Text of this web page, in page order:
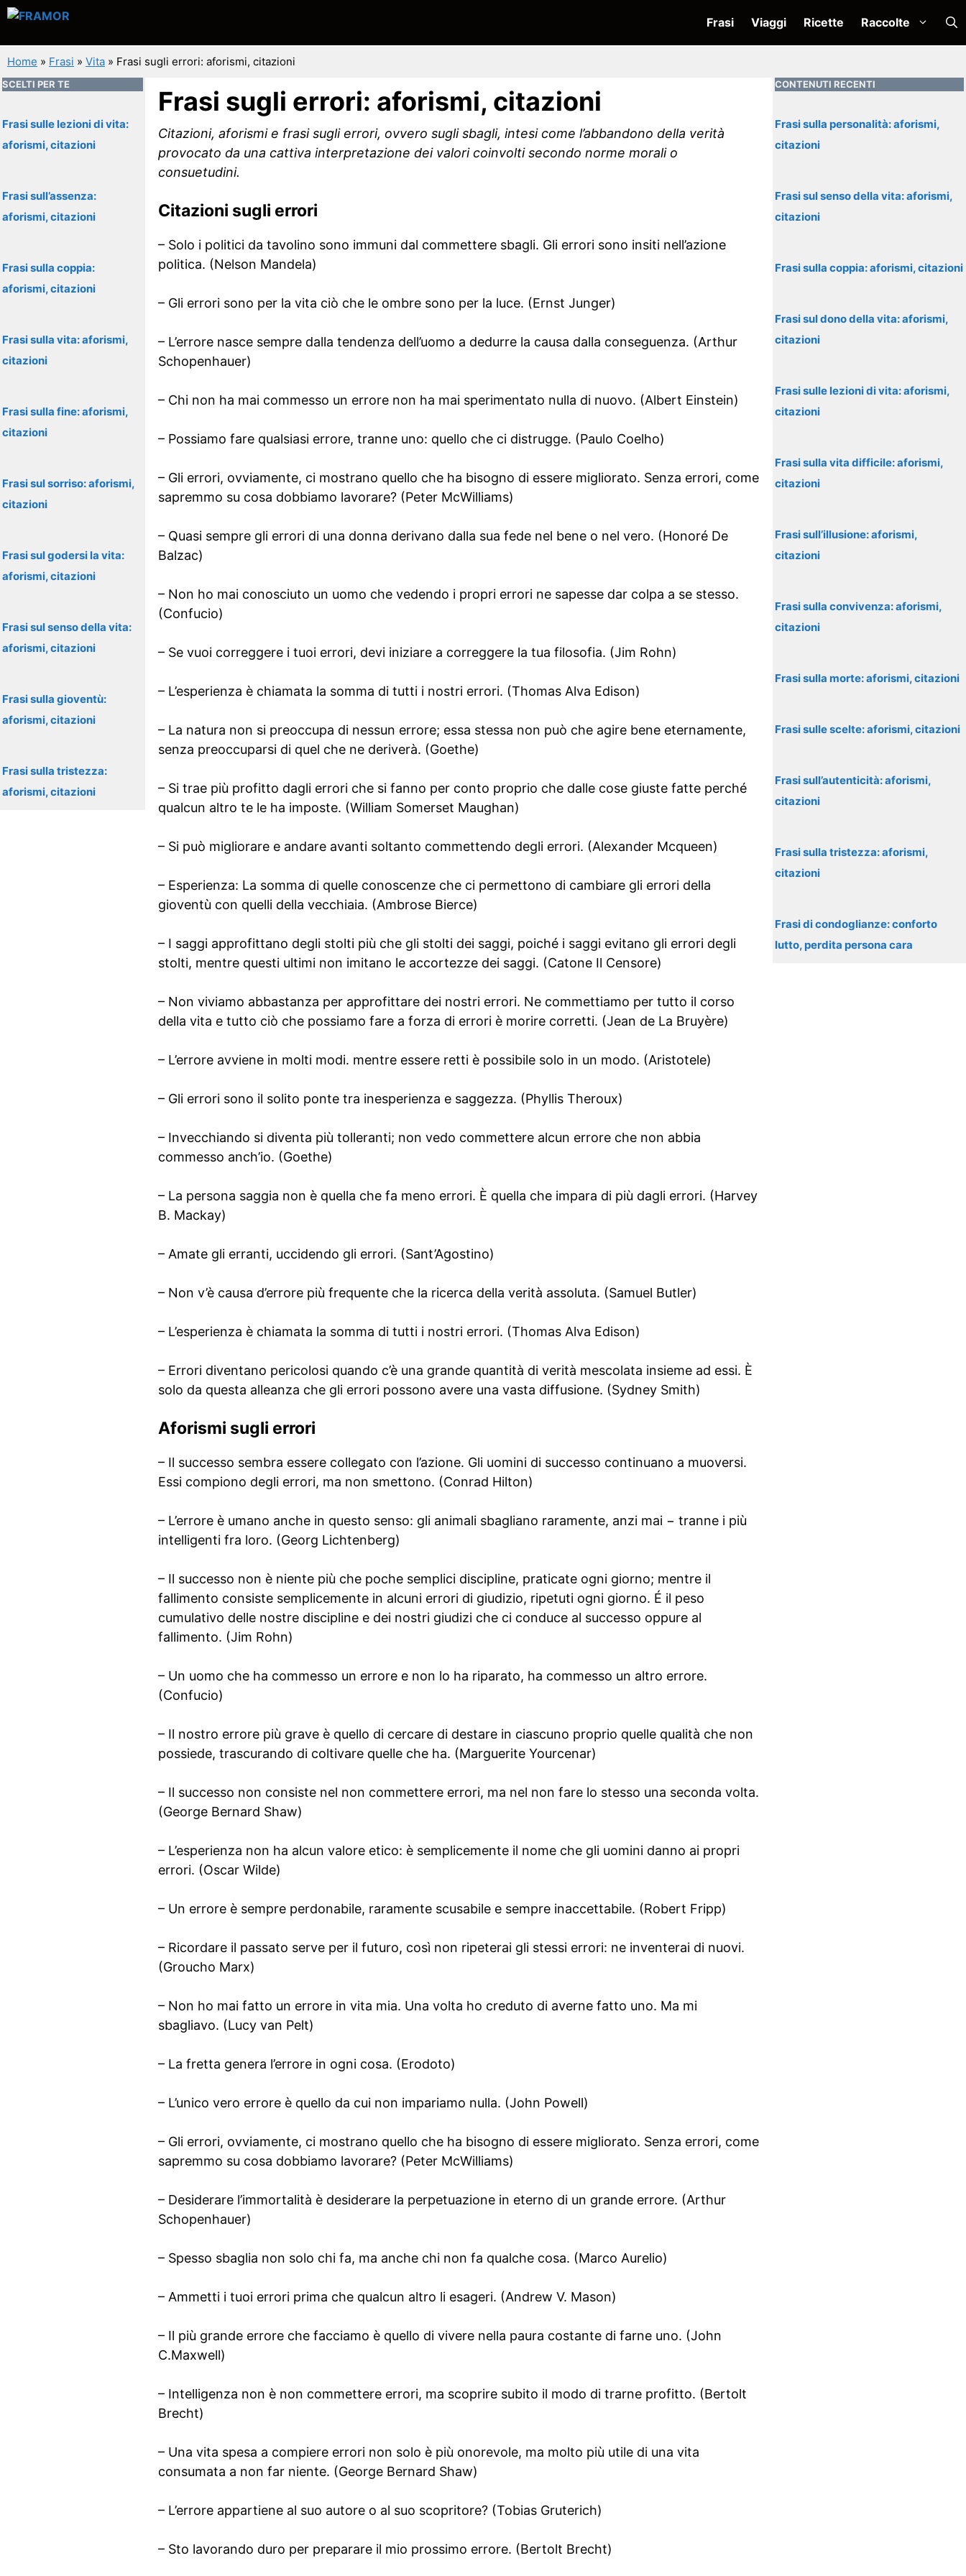
Vai
contenuto
Frasi Viaggi Ricette Raccolte
Home » Frasi » Vita » Frasi sugli errori: aforismi, citazioni
Frasi sugli errori: aforismi, citazioni
Citazioni, aforismi e frasi sugli errori, ovvero sugli sbagli, intesi come l’abbandono della verità
provocato da una cattiva interpretazione dei valori coinvolti secondo norme morali o
consuetudini.
Citazioni sugli errori
– Solo i politici da tavolino sono immuni dal commettere sbagli. Gli errori sono insiti nell’azione
politica. (Nelson Mandela)
– Gli errori sono per la vita ciò che le ombre sono per la luce. (Ernst Junger)
– L’errore nasce sempre dalla tendenza dell’uomo a dedurre la causa dalla conseguenza. (Arthur
Schopenhauer)
– Chi non ha mai commesso un errore non ha mai sperimentato nulla di nuovo. (Albert Einstein)
– Possiamo fare qualsiasi errore, tranne uno: quello che ci distrugge. (Paulo Coelho)
– Gli errori, ovviamente, ci mostrano quello che ha bisogno di essere migliorato. Senza errori, come
sapremmo su cosa dobbiamo lavorare? (Peter McWilliams)
– Quasi sempre gli errori di una donna derivano dalla sua fede nel bene o nel vero. (Honoré De
Balzac)
– Non ho mai conosciuto un uomo che vedendo i propri errori ne sapesse dar colpa a se stesso.
(Confucio)
– Se vuoi correggere i tuoi errori, devi iniziare a correggere la tua filosofia. (Jim Rohn)
– L’esperienza è chiamata la somma di tutti i nostri errori. (Thomas Alva Edison)
– La natura non si preoccupa di nessun errore; essa stessa non può che agire bene eternamente,
senza preoccuparsi di quel che ne deriverà. (Goethe)
– Si trae più profitto dagli errori che si fanno per conto proprio che dalle cose giuste fatte perché
qualcun altro te le ha imposte. (William Somerset Maughan)
– Si può migliorare e andare avanti soltanto commettendo degli errori. (Alexander Mcqueen)
– Esperienza: La somma di quelle conoscenze che ci permettono di cambiare gli errori della
gioventù con quelli della vecchiaia. (Ambrose Bierce)
– I saggi approfittano degli stolti più che gli stolti dei saggi, poiché i saggi evitano gli errori degli
stolti, mentre questi ultimi non imitano le accortezze dei saggi. (Catone Il Censore)
– Non viviamo abbastanza per approfittare dei nostri errori. Ne commettiamo per tutto il corso
della vita e tutto ciò che possiamo fare a forza di errori è morire corretti. (Jean de La Bruyère)
– L’errore avviene in molti modi. mentre essere retti è possibile solo in un modo. (Aristotele)
– Gli errori sono il solito ponte tra inesperienza e saggezza. (Phyllis Theroux)
– Invecchiando si diventa più tolleranti; non vedo commettere alcun errore che non abbia
commesso anch’io. (Goethe)
– La persona saggia non è quella che fa meno errori. È quella che impara di più dagli errori. (Harvey
B. Mackay)
– Amate gli erranti, uccidendo gli errori. (Sant’Agostino)
– Non v’è causa d’errore più frequente che la ricerca della verità assoluta. (Samuel Butler)
– L’esperienza è chiamata la somma di tutti i nostri errori. (Thomas Alva Edison)
– Errori diventano pericolosi quando c’è una grande quantità di verità mescolata insieme ad essi. È
solo da questa alleanza che gli errori possono avere una vasta diffusione. (Sydney Smith)
Aforismi sugli errori
– Il successo sembra essere collegato con l’azione. Gli uomini di successo continuano a muoversi.
Essi compiono degli errori, ma non smettono. (Conrad Hilton)
– L’errore è umano anche in questo senso: gli animali sbagliano raramente, anzi mai − tranne i più
intelligenti fra loro. (Georg Lichtenberg)
– Il successo non è niente più che poche semplici discipline, praticate ogni giorno; mentre il
fallimento consiste semplicemente in alcuni errori di giudizio, ripetuti ogni giorno. É il peso
cumulativo delle nostre discipline e dei nostri giudizi che ci conduce al successo oppure al
fallimento. (Jim Rohn)
– Un uomo che ha commesso un errore e non lo ha riparato, ha commesso un altro errore.
(Confucio)
– Il nostro errore più grave è quello di cercare di destare in ciascuno proprio quelle qualità che non
possiede, trascurando di coltivare quelle che ha. (Marguerite Yourcenar)
– Il successo non consiste nel non commettere errori, ma nel non fare lo stesso una seconda volta.
(George Bernard Shaw)
– L’esperienza non ha alcun valore etico: è semplicemente il nome che gli uomini danno ai propri
errori. (Oscar Wilde)
– Un errore è sempre perdonabile, raramente scusabile e sempre inaccettabile. (Robert Fripp)
– Ricordare il passato serve per il futuro, così non ripeterai gli stessi errori: ne inventerai di nuovi.
(Groucho Marx)
– Non ho mai fatto un errore in vita mia. Una volta ho creduto di averne fatto uno. Ma mi
sbagliavo. (Lucy van Pelt)
– La fretta genera l’errore in ogni cosa. (Erodoto)
– L’unico vero errore è quello da cui non impariamo nulla. (John Powell)
– Gli errori, ovviamente, ci mostrano quello che ha bisogno di essere migliorato. Senza errori, come
sapremmo su cosa dobbiamo lavorare? (Peter McWilliams)
– Desiderare l’immortalità è desiderare la perpetuazione in eterno di un grande errore. (Arthur
Schopenhauer)
– Spesso sbaglia non solo chi fa, ma anche chi non fa qualche cosa. (Marco Aurelio)
– Ammetti i tuoi errori prima che qualcun altro li esageri. (Andrew V. Mason)
– Il più grande errore che facciamo è quello di vivere nella paura costante di farne uno. (John
C.Maxwell)
– Intelligenza non è non commettere errori, ma scoprire subito il modo di trarne profitto. (Bertolt
Brecht)
– Una vita spesa a compiere errori non solo è più onorevole, ma molto più utile di una vita
consumata a non far niente. (George Bernard Shaw)
– L’errore appartiene al suo autore o al suo scopritore? (Tobias Gruterich)
– Sto lavorando duro per preparare il mio prossimo errore. (Bertolt Brecht)
SCELTI PER TE
Frasi sulle lezioni di vita:
aforismi, citazioni
Frasi sull’assenza:
aforismi, citazioni
Frasi sulla coppia:
aforismi, citazioni
Frasi sulla vita: aforismi,
citazioni
Frasi sulla fine: aforismi,
citazioni
Frasi sul sorriso: aforismi,
citazioni
Frasi sul godersi la vita:
aforismi, citazioni
Frasi sul senso della vita:
aforismi, citazioni
Frasi sulla gioventù:
aforismi, citazioni
Frasi sulla tristezza:
aforismi, citazioni
CONTENUTI RECENTI
Frasi sulla personalità: aforismi,
citazioni
Frasi sul senso della vita: aforismi,
citazioni
Frasi sulla coppia: aforismi, citazioni
Frasi sul dono della vita: aforismi,
citazioni
Frasi sulle lezioni di vita: aforismi,
citazioni
Frasi sulla vita difficile: aforismi,
citazioni
Frasi sull’illusione: aforismi,
citazioni
Frasi sulla convivenza: aforismi,
citazioni
Frasi sulla morte: aforismi, citazioni
Frasi sulle scelte: aforismi, citazioni
Frasi sull’autenticità: aforismi,
citazioni
Frasi sulla tristezza: aforismi,
citazioni
Frasi di condoglianze: conforto
lutto, perdita persona cara